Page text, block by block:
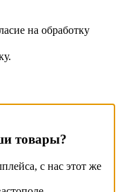
на обработку
товары?
с нас этот же